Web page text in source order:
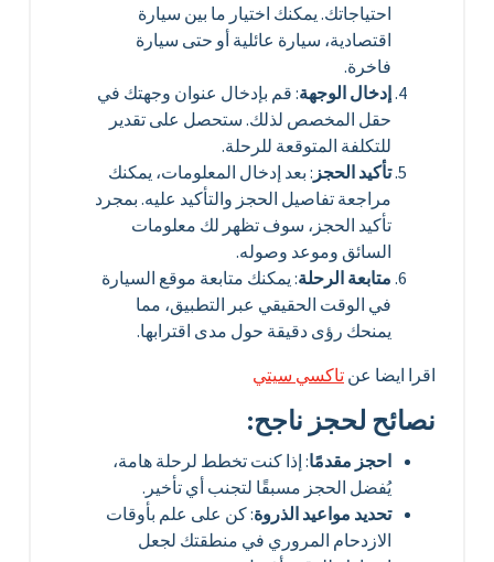
احتياجاتك. يمكنك اختيار ما بين سيارة
اقتصادية، سيارة عائلية أو حتى سيارة
فاخرة.
إدخال الوجهة: قم بإدخال عنوان وجهتك في
حقل المخصص لذلك. ستحصل على تقدير
للتكلفة المتوقعة للرحلة.
تأكيد الحجز: بعد إدخال المعلومات، يمكنك
مراجعة تفاصيل الحجز والتأكيد عليه. بمجرد
تأكيد الحجز، سوف تظهر لك معلومات
السائق وموعد وصوله.
متابعة الرحلة: يمكنك متابعة موقع السيارة
في الوقت الحقيقي عبر التطبيق، مما
يمنحك رؤى دقيقة حول مدى اقترابها.
اقرا ايضا عنتاكسي سيتي
نصائح لحجز ناجح:
احجز مقدمًا: إذا كنت تخطط لرحلة هامة،
يُفضل الحجز مسبقًا لتجنب أي تأخير.
تحديد مواعيد الذروة: كن على علم بأوقات
الازدحام المروري في منطقتك لجعل